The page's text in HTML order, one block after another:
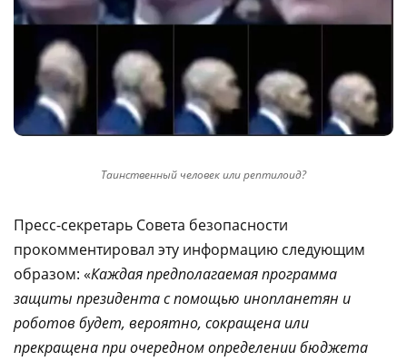
Таинственный человек или рептилоид?
Пресс-секретарь Совета безопасности
прокомментировал эту информацию следующим
образом: «Каждая предполагаемая программа
защиты президента с помощью инопланетян и
роботов будет, вероятно, сокращена или
прекращена при очередном определении бюджета